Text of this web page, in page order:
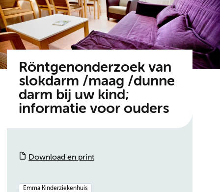
Röntgenonderzoek van
slokdarm /maag /dunne
darm bij uw kind;
informatie voor ouders
Download en print
Emma Kinderziekenhuis